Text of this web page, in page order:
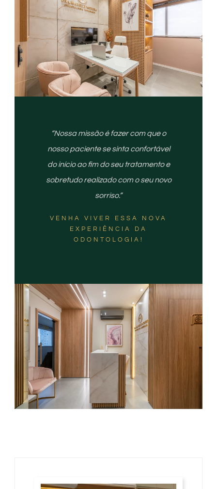
“Nossa missão é fazer com que o
nosso paciente se sinta confortável
do início ao fim do seu tratamento e
sobretudo realizado com o seu novo
sorriso.”
VENHA VIVER ESSA NOVA
EXPERIÊNCIA DA
ODONTOLOGIA!